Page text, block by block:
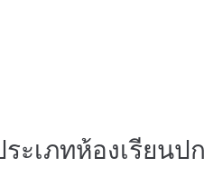
ะเภทห้องเรียน